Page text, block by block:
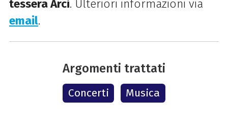
tessera Arci. Ulteriori informazioni via
email.
Argomenti trattati
Concerti Musica